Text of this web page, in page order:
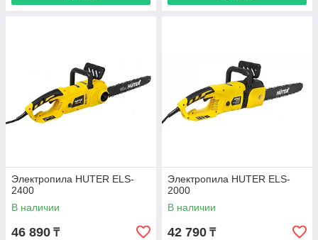
Электропила HUTER ELS-
2400
В наличии
46 890 ₸
Электропила HUTER ELS-
2000
В наличии
42 790 ₸